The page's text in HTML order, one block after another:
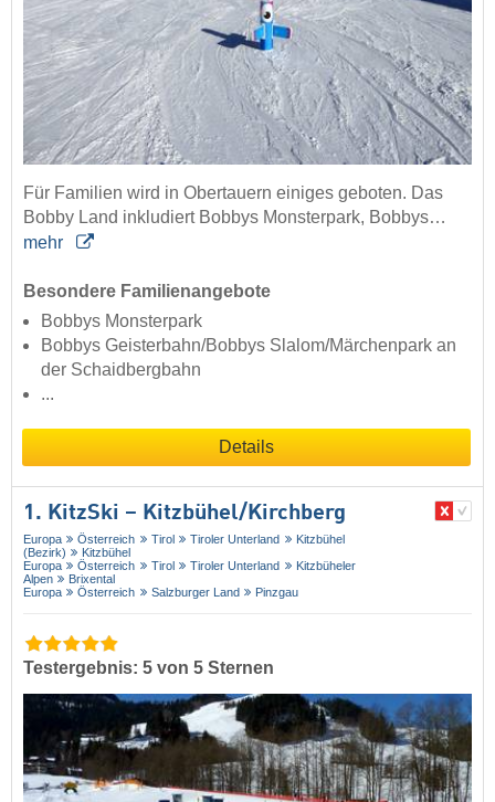
Für Familien wird in Obertauern einiges geboten. Das
Bobby Land inkludiert Bobbys Monsterpark, Bobbys…
mehr
Besondere Familienangebote
Bobbys Monsterpark
Bobbys Geisterbahn/Bobbys Slalom/Märchenpark an
der Schaidbergbahn
...
Details
1. KitzSki – Kitzbühel/​Kirchberg
Europa Österreich Tirol Tiroler Unterland
Kitzbühel
(Bezirk)
Kitzbühel
Europa
Österreich Tirol Tiroler Unterland
Kitzbüheler
Alpen
Brixental
Europa
Österreich Salzburger Land Pinzgau
Testergebnis: 5 von 5 Sternen